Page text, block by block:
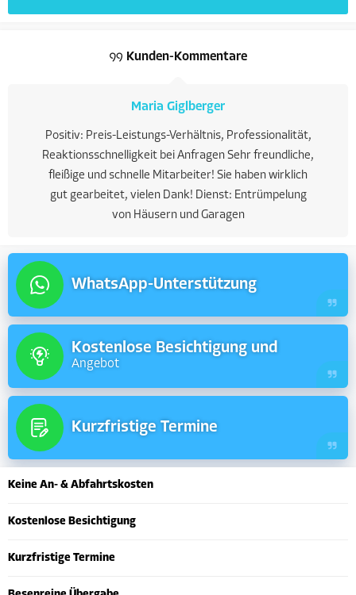
Kunden-Kommentare
Maria Giglberger
Positiv: Preis-Leistungs-Verhältnis, Professionalität,
Reaktionsschnelligkeit bei Anfragen Sehr freundliche,
fleißige und schnelle Mitarbeiter! Sie haben wirklich
gut gearbeitet, vielen Dank! Dienst: Entrümpelung
von Häusern und Garagen
WhatsApp-Unterstützung
Kostenlose Besichtigung und
Angebot
Kurzfristige Termine
Keine An- & Abfahrtskosten
Kostenlose Besichtigung
Kurzfristige Termine